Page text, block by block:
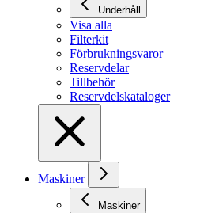
Underhåll
Visa alla
Filterkit
Förbrukningsvaror
Reservdelar
Tillbehör
Reservdelskataloger
Maskiner
Maskiner